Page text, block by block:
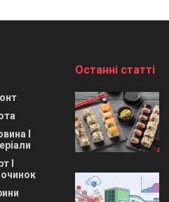
І
І
Останні статті